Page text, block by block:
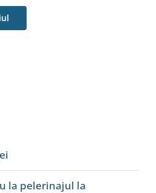
la pelerinajul la